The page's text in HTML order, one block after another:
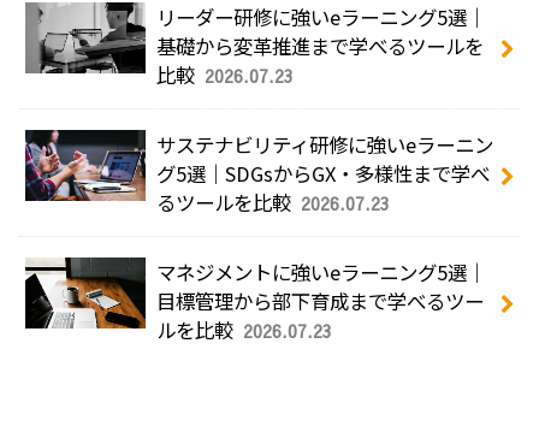
リーダー研修に強いeラーニング5選｜
基礎から変革推進まで学べるツールを
比較 2026.07.23
サステナビリティ研修に強いeラーニン
グ5選｜SDGsからGX・多様性まで学べ
るツールを比較 2026.07.23
マネジメントに強いeラーニング5選｜
目標管理から部下育成まで学べるツー
ルを比較 2026.07.23